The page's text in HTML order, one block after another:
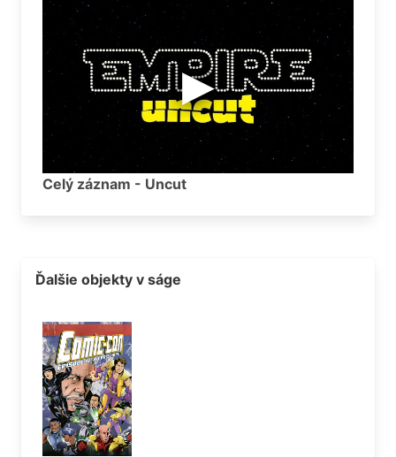
Celý záznam - Uncut
Ďalšie objekty v ságe